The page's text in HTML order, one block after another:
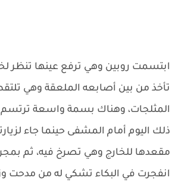
ابتسمت روبين وهي ترفع عينها تنظر
تأخذ من بين أصابعه الملعقة وهي
المثلجات، وهناك بسمة واسعة ترتسم
ذلك اليوم أمام المشفى حينما جاء
مقعدها للخارج وهي تصرخ فيه، ثم
انفجرت في البكاء تشكي له من مدحت